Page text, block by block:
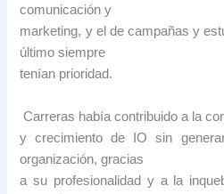
comunicación y
marketing, y el de campañas y
último siempre
tenían prioridad.
Carreras había contribuido a la
y crecimiento de IO sin
organización, gracias
a su profesionalidad y a la